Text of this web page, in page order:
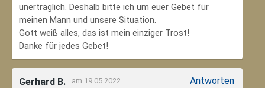
unerträglich. Deshalb bitte ich um euer Gebet für
meinen Mann und unsere Situation.
Gott weiß alles, das ist mein einziger Trost!
Danke für jedes Gebet!
Gerhard B. am 19.05.2022 Antworten